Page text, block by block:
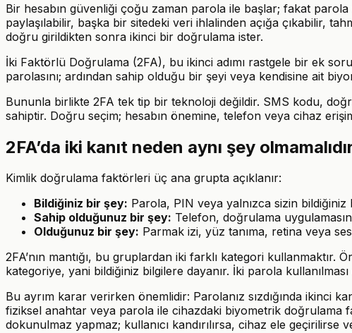
Bir hesabın güvenliği çoğu zaman parola ile başlar; fakat parola
paylaşılabilir, başka bir sitedeki veri ihlalinden açığa çıkabilir,
doğru girildikten sonra ikinci bir doğrulama ister.
İki Faktörlü Doğrulama (2FA), bu ikinci adımı rastgele bir ek
parolasını; ardından sahip olduğu bir şeyi veya kendisine ait
Bununla birlikte 2FA tek tip bir teknoloji değildir. SMS kodu,
sahiptir. Doğru seçim; hesabın önemine, telefon veya cihaz
2FA’da iki kanıt neden aynı şey
Kimlik doğrulama faktörleri üç ana grupta açıklanır:
Bildiğiniz bir şey: Parola, PIN veya yalnızca sizin bildiğiniz
Sahip olduğunuz bir şey: Telefon, doğrulama
Olduğunuz bir şey: Parmak izi, yüz tanıma, retina veya
2FA’nın mantığı, bu gruplardan iki farklı kategori
kategoriye, yani bildiğiniz bilgilere dayanır. İki parola
Bu ayrım karar verirken önemlidir: Parolanız sızdığında ikinci
fiziksel anahtar veya parola ile cihazdaki biyometrik doğrulama
dokunulmaz yapmaz; kullanıcı kandırılırsa, cihaz ele